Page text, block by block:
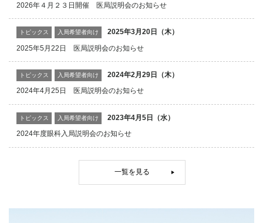
2026年４月２３日開催 医局説明会のお知らせ
トピックス 入局希望者向け
2025年3月20日（木）
2025年5月22日 医局説明会のお知らせ
トピックス 入局希望者向け
2024年2月29日（木）
2024年4月25日 医局説明会のお知らせ
トピックス 入局希望者向け
2023年4月5日（水）
2024年度眼科入局説明会のお知らせ
一覧を見る